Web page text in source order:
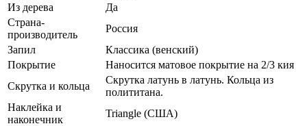
Из дерева
Да
Страна-
производитель
Россия
Запил
Классика (венский)
Покрытие
Наносится матовое покрытие на 2/3 кия
Скрутка и кольца
Скрутка латунь в латунь. Кольца из
полититана.
Наклейка и
наконечник
Triangle (США)